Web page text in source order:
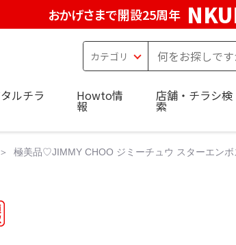
おかげさまで開設25周年
ルチラ Howto情
報
店舗・チラシ検
索
極美品♡JIMMY CHOO ジミーチュウ スターエン